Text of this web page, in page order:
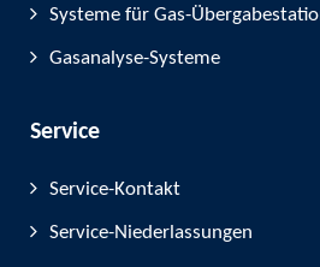
Systeme für Gas-
Gasanalyse-Systeme
Service
Service-Kontakt
Service-Niederlassungen